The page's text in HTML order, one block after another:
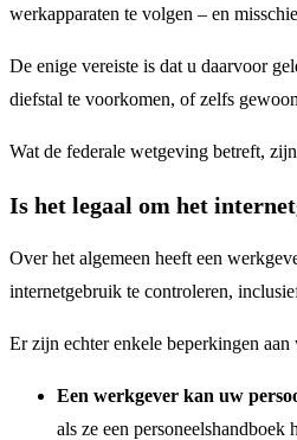
werkapparaten te volgen – en
De enige vereiste is dat u daarvoor
diefstal te voorkomen, of zelfs
Wat de federale wetgeving betreft,
Is het legaal om het
Over het algemeen heeft een
internetgebruik te controleren,
Er zijn echter enkele beperkingen
Een werkgever kan uw
als ze een